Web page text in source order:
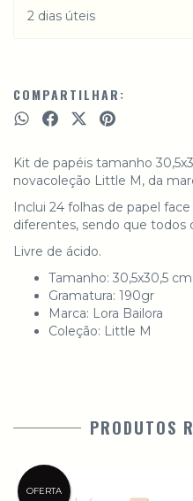
2 dias úteis
COMPARTILHAR:
Kit de papéis tamanho
novacoleção Little M, da
Inclui 24 folhas de papel
diferentes, sendo que todos
Livre de ácido.
Tamanho: 30,5x30,5 cm
Gramatura: 190gr
Marca: Lora Bailora
Coleção: Little M
PRODUTOS
OFERTA